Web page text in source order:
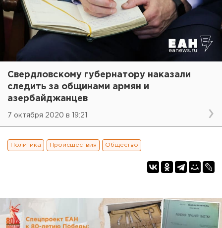
Свердловскому губернатору наказали
следить за общинами армян и
азербайджанцев
7 октября 2020 в 19:21
Политика Происшествия Общество